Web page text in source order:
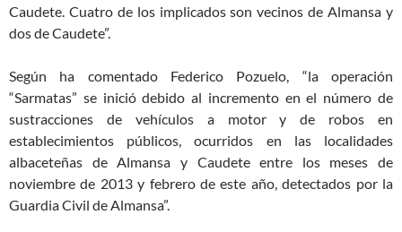
Caudete. Cuatro de los implicados son vecinos de Almansa y
dos de Caudete”.
Según ha comentado Federico Pozuelo, “la operación
“Sarmatas” se inició debido al incremento en el número de
sustracciones de vehículos a motor y de robos en
establecimientos públicos, ocurridos en las localidades
albaceteñas de Almansa y Caudete entre los meses de
noviembre de 2013 y febrero de este año, detectados por la
Guardia Civil de Almansa”.